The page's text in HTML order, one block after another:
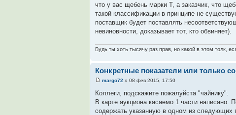
что у вас щебень марки Т, а заказчик, что
такой классификации в принципе не
поставщик будет поставлять
невиновности, доказывает тот, кто обвиняет).
Будь ты хоть тысячу раз прав, но какой в этом толк,
Конкретные показатели или только
margo72 » 08 фев 2015, 17:50
Коллеги, подскажите пожалуйста "чайнику".
В карте аукциона касаемо 1 части написано:
содержать указанную в одном из следующих